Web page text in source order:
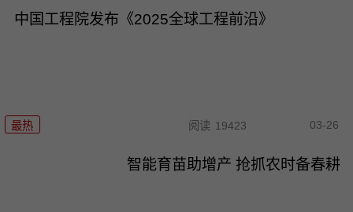
中国工程院发布《2025全球工程前沿》
最热 阅读 19423 03-26
智能育苗助增产 抢抓农时备春耕